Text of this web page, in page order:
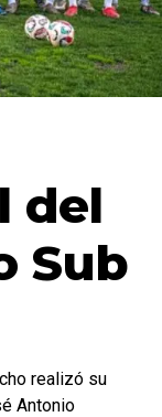
del
Sub
realizó su
Antonio